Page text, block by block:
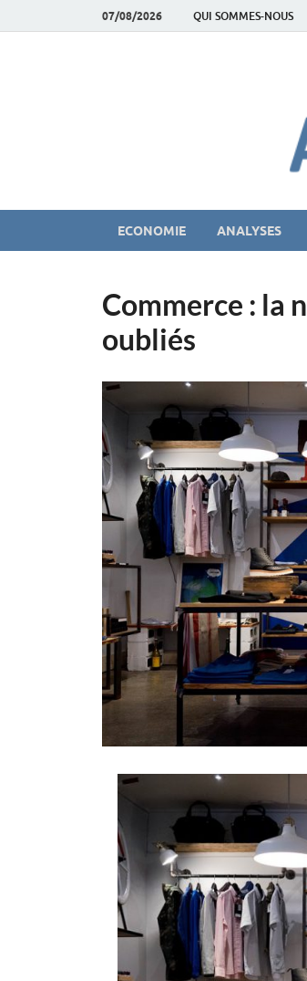
07/08/2026 QUI SOMMES-NOUS
ECONOMIE ANALYSES
Commerce : la
oubliés